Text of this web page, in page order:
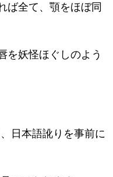
ば全て、顎をほぼ同
を妖怪ほぐしのよう
日本語訛りを事前に